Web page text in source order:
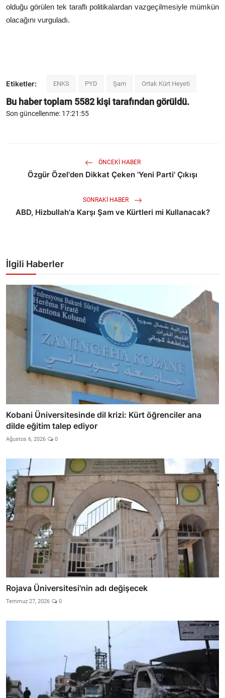
olduğu görülen tek taraflı politikalardan vazgeçilmesiyle mümkün
olacağını vurguladı.
Etiketler: ENKS PYD Şam Ortak Kürt Heyeti
Bu haber toplam 5582kişi tarafından görüldü.
Son güncellenme: 17:21:55
ÖNCEKI HABER
Özgür Özel'den Dikkat Çeken 'Yeni Parti' Çıkışı
SONRAKI HABER
ABD, Hizbullah'a Karşı Şam ve Kürtleri mi Kullanacak?
İlgili Haberler
Kobani Üniversitesinde dil krizi: Kürt öğrenciler ana
dilde eğitim talep ediyor
Ağustos 6, 2026 0
Rojava Üniversitesi'nin adı değişecek
Temmuz 27, 2026 0